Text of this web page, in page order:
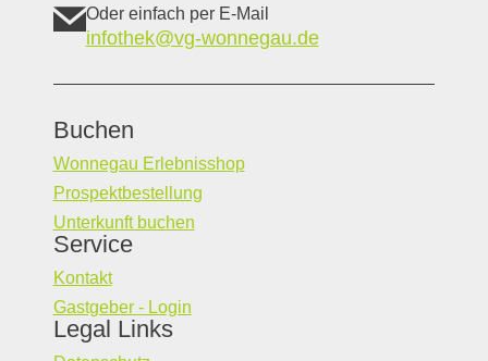
Oder einfach per E-Mail
infothek@vg-wonnegau.de
Buchen
Wonnegau Erlebnisshop
Prospektbestellung
Unterkunft buchen
Service
Kontakt
Gastgeber - Login
Legal Links